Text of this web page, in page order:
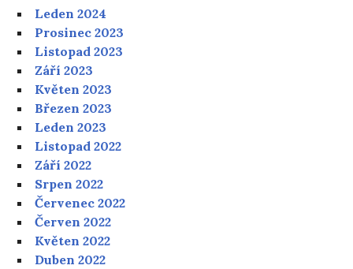
Leden 2024
Prosinec 2023
Listopad 2023
Září 2023
Květen 2023
Březen 2023
Leden 2023
Listopad 2022
Září 2022
Srpen 2022
Červenec 2022
Červen 2022
Květen 2022
Duben 2022